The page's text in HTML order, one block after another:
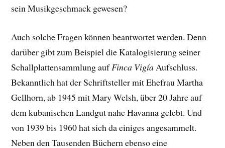
sein Musikgeschmack gewesen?
Auch solche Fragen können beantwortet werden. Denn
darüber gibt zum Beispiel die Katalogisierung seiner
Schallplattensammlung aufFinca VigíaAufschluss.
Bekanntlich hat der Schriftsteller mit Ehefrau Martha
Gellhorn, ab 1945 mit Mary Welsh, über 20 Jahre auf
dem kubanischen Landgut nahe Havanna gelebt. Und
von 1939 bis 1960 hat sich da einiges angesammelt.
Neben den Tausenden Büchern ebenso eine